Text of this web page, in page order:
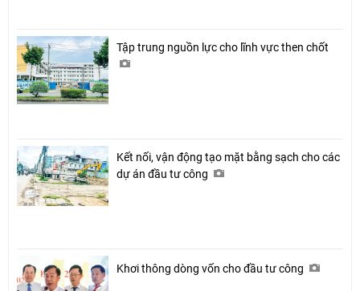
Tập trung nguồn lực cho lĩnh vực then chốt
Kết nối, vận động tạo mặt bằng sạch cho các
dự án đầu tư công
Khơi thông dòng vốn cho đầu tư công